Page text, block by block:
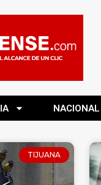
NACIONAL
TIJUANA